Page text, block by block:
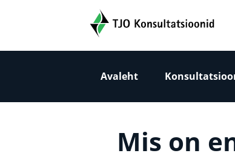
TJO Konsultatsioonid
Avaleht
Peamise sisu sektsioonMis on